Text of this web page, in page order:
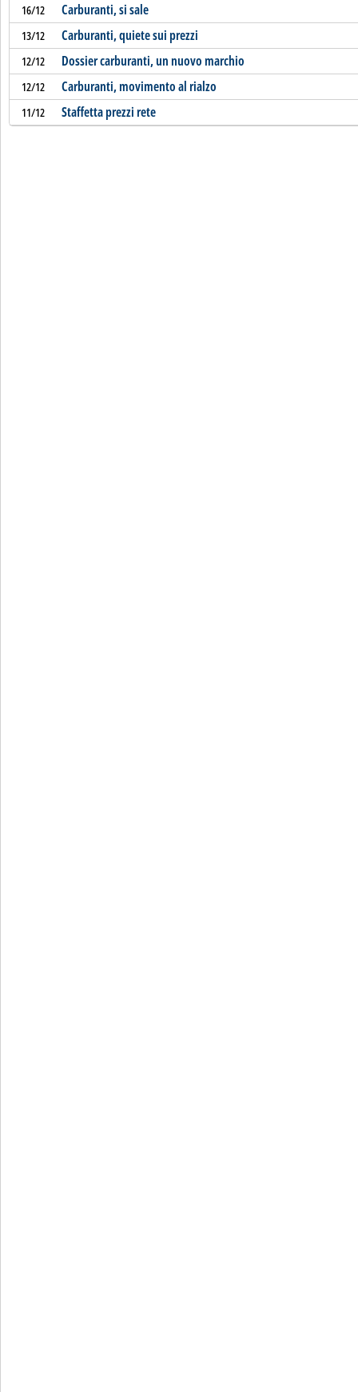
16/12 Carburanti, si sale
13/12 Carburanti, quiete sui prezzi
12/12 Dossier carburanti, un nuovo marchio
12/12 Carburanti, movimento al rialzo
11/12 Staffetta prezzi rete